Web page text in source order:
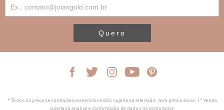
Quero
* Todos os preços e condições comerciais estão sujeitos a alteração, sem prévio aviso. | * Venda
sujeitas à análise e confirmação de dados do comprador.